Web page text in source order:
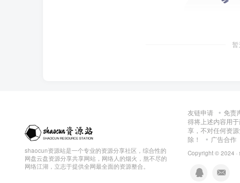
shaocun资源站是一个专业的资源分享社区，综合性的
网盘云盘资源分享共享网站，网络人的烟火，熬不尽的
网络江湖，立志于提供全网最全面的资源整合。
友链申请
免责
得将上述内容用
享，不对任何资
除！
广告合作
Copyright © 2024 ·